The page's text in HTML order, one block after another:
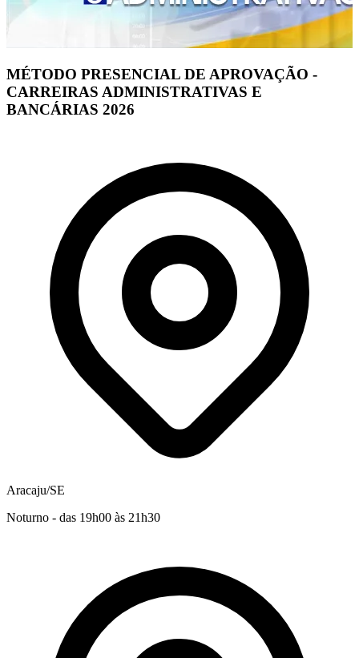
MÉTODO PRESENCIAL DE APROVAÇÃO -
CARREIRAS ADMINISTRATIVAS E
BANCÁRIAS 2026
Aracaju/SE
Noturno - das 19h00 às 21h30